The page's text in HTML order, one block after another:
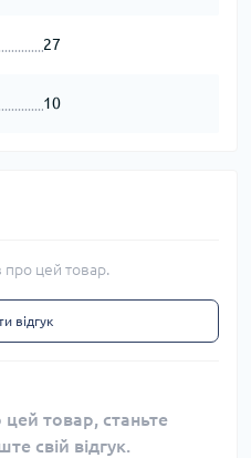
27
10
про цей товар.
відгук
цей товар, станьте
свій відгук.